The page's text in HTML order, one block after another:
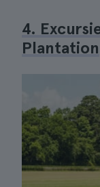
4.
Plantation